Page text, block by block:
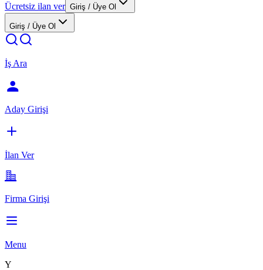
Ücretsiz ilan ver Giriş / Üye Ol
Giriş / Üye Ol
İş Ara
Aday Girişi
İlan Ver
Firma Girişi
Menu
Y